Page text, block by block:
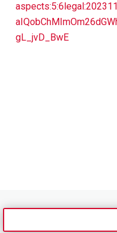
gL_jvD_BwE